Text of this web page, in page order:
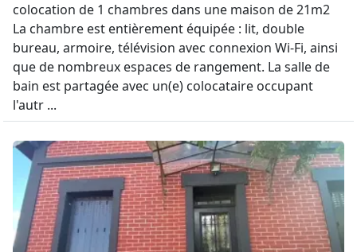
colocation de 1 chambres dans une maison de 21m2
La chambre est entièrement équipée : lit, double
bureau, armoire, télévision avec connexion Wi-Fi, ainsi
que de nombreux espaces de rangement. La salle de
bain est partagée avec un(e) colocataire occupant
l'autr ...